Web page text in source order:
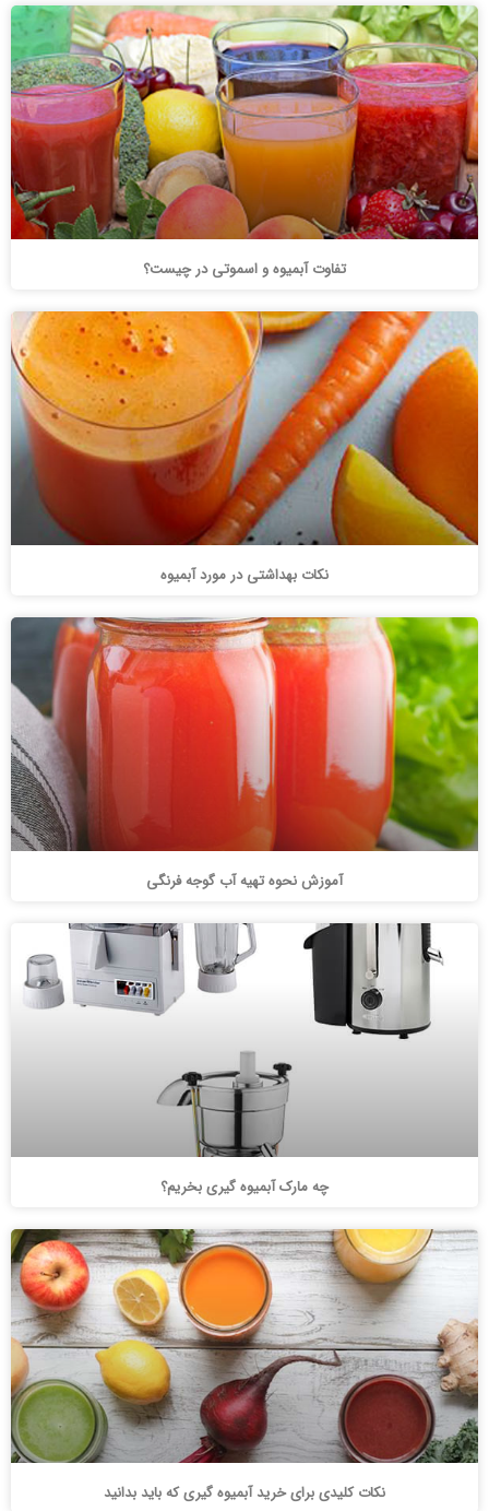
تفاوت آبمیوه و اسموتی در چیست؟
نکات بهداشتی در مورد آبمیوه
آموزش نحوه تهیه آب گوجه فرنگی
چه مارک آبمیوه گیری بخریم؟
نکات کلیدی برای خرید آبمیوه گیری که باید بدانید